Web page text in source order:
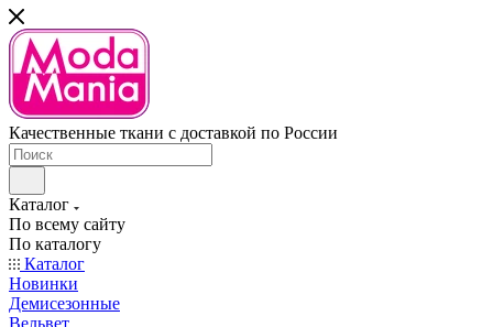
Качественные ткани с доставкой по России
Каталог
По всему сайту
По каталогу
Каталог
Новинки
Демисезонные
Вельвет